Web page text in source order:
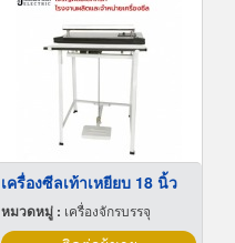
เครื่องซีลเท้าเหยียบ 18 นิ้ว
หมวดหมู่ : เครื่องจักรบรรจุ